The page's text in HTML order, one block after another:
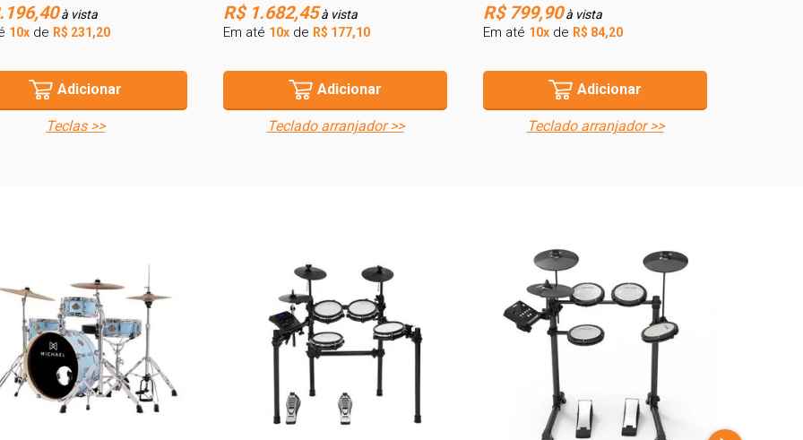
à vista
10x de R$ 231,20
Adicionar
teclas >>
R$ 1.682,45à vista
Em até 10x de R$ 177,10
Adicionar
teclado arranjador >>
R$ 799,90à vista
Em até 10x de R$ 84,20
Adicionar
teclado arranjador >>